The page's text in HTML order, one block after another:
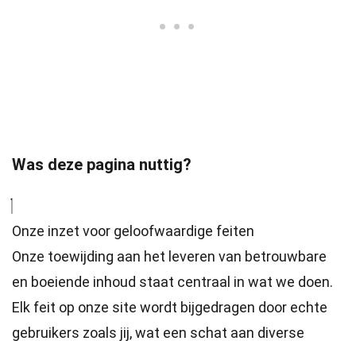
Was deze pagina nuttig?
Onze inzet voor geloofwaardige feiten
Onze toewijding aan het leveren van betrouwbare
en boeiende inhoud staat centraal in wat we doen.
Elk feit op onze site wordt bijgedragen door echte
gebruikers zoals jij, wat een schat aan diverse